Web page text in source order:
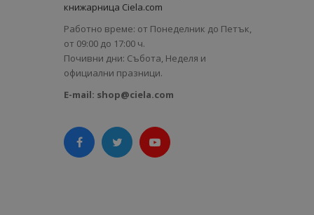
книжарница Ciela.com
Работно време: от Понеделник до Петък,
от 09:00 до 17:00 ч.
Почивни дни: Събота, Неделя и
официални празници.
E-mail: shop@ciela.com